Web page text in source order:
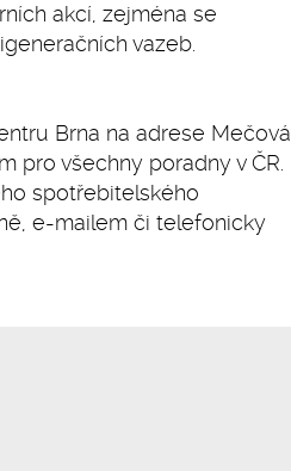
akcí, zejména se
vazeb.
Brna na adrese Mečová
pro všechny poradny v ČR.
spotřebitelského
e-mailem či telefonicky